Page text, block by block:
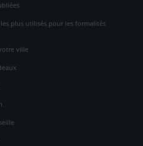
les plus utilisés pour les formalités
ville